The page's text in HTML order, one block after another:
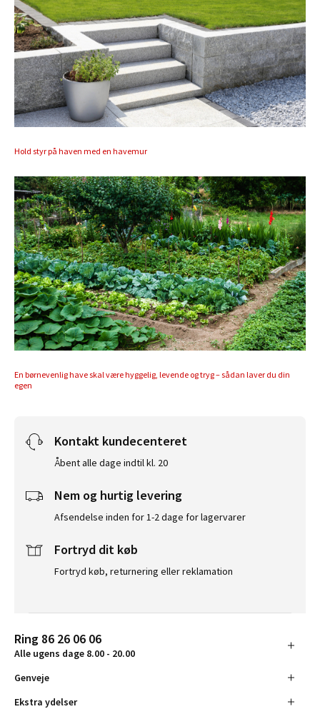
Hold styr på haven med en havemur
En børnevenlig have skal være hyggelig, levende og tryg – sådan laver du din
egen
Kontakt kundecenteret
Åbent alle dage indtil kl. 20
Nem og hurtig levering
Afsendelse inden for 1-2 dage for lagervarer
Fortryd dit køb
Fortryd køb, returnering eller reklamation
Ring 86 26 06 06
Alle ugens dage 8.00 - 20.00
Genveje
Ekstra ydelser